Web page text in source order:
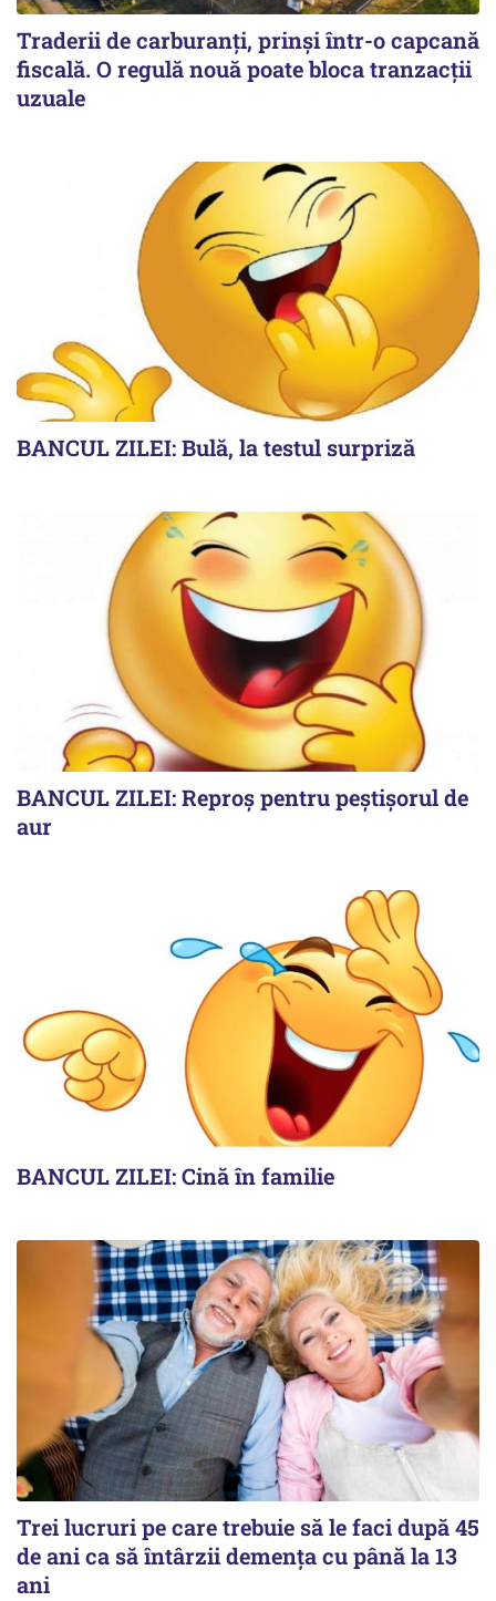
Traderii de carburanți, prinși într-o capcană
fiscală. O regulă nouă poate bloca tranzacții
uzuale
BANCUL ZILEI: Bulă, la testul surpriză
BANCUL ZILEI: Reproș pentru peștișorul de
aur
BANCUL ZILEI: Cină în familie
Trei lucruri pe care trebuie să le faci după 45
de ani ca să întârzii demența cu până la 13
ani